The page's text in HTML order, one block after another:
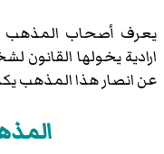
يعرف أصحاب المذهب
ارادية يخولها
عن انصار هذا المذهب